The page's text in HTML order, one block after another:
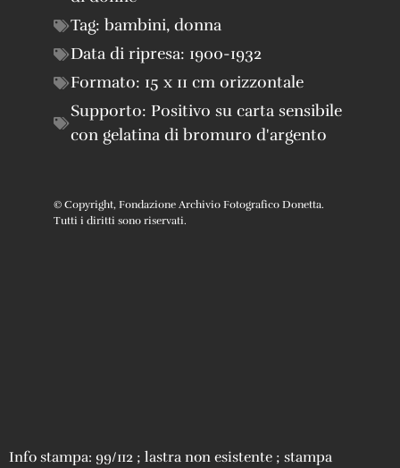
Info stampa: 99/112 ; lastra non esistente ; stampa
Tag: bambini, donna
Data di ripresa: 1900-1932
Formato: 15 x 11 cm orizzontale
Supporto: Positivo su carta sensibile
con gelatina di bromuro d'argento
© Copyright, Fondazione Archivio Fotografico Donetta.
Tutti i diritti sono riservati.